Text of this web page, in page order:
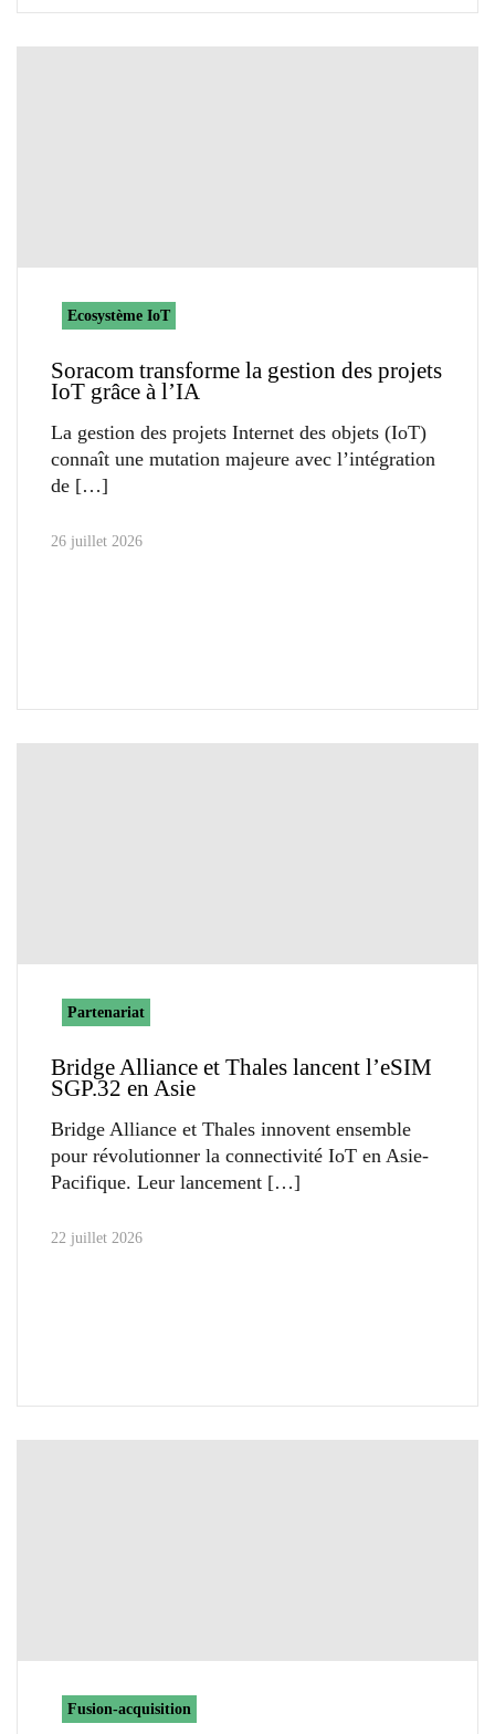
Ecosystème IoT
Soracom transforme la gestion des projets
IoT grâce à l’IA
La gestion des projets Internet des objets (IoT)
connaît une mutation majeure avec l’intégration
de
26 juillet 2026
Partenariat
Bridge Alliance et Thales lancent l’eSIM
SGP.32 en Asie
Bridge Alliance et Thales innovent ensemble
pour révolutionner la connectivité IoT en Asie-
Pacifique. Leur lancement
22 juillet 2026
Fusion-acquisition